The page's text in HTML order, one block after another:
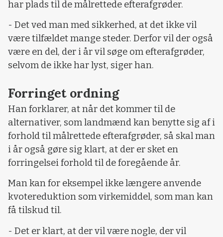
har plads til de målrettede efterafgrøder.
- Det ved man med sikkerhed, at det ikke vil
være tilfældet mange steder. Derfor vil der også
være en del, der i år vil søge om efterafgrøder,
selvom de ikke har lyst, siger han.
Forringet ordning
Han forklarer, at når det kommer til de
alternativer, som landmænd kan benytte sig af i
forhold til målrettede efterafgrøder, så skal man
i år også gøre sig klart, at der er sket en
forringelsei forhold til de foregående år.
Man kan for eksempel ikke længere anvende
kvotereduktion som virkemiddel, som man kan
få tilskud til.
- Det er klart, at der vil være nogle, der vil